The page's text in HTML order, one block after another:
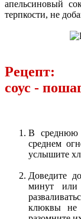
апельсиновый
терпкости, не
Рецепт:
соус -
В среднюю
среднем
услышите
Доведите
минут или
клюквы не